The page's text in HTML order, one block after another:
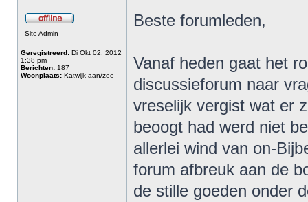
Site Admin
Geregistreerd: Di Okt 02, 2012
1:38 pm
Berichten: 187
Woonplaats: Katwijk aan/zee
Beste forumleden,
Vanaf heden gaat het
discussieforum naar
vreselijk vergist wat er
beoogt had werd niet
allerlei wind van on-
forum afbreuk aan de
de stille goeden onder